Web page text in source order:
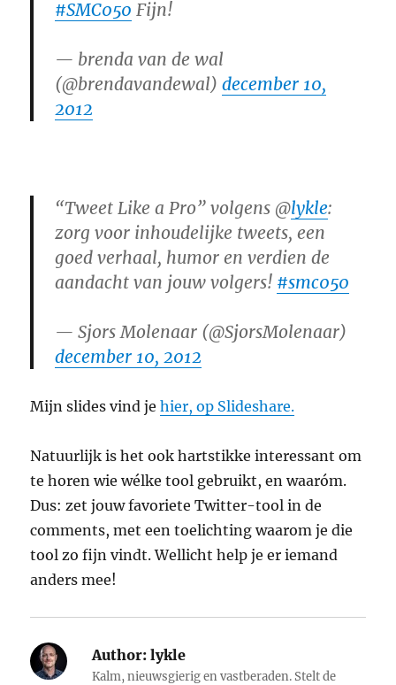
#SMC050 Fijn!
— brenda van de wal
(@brendavandewal)december 10,
2012
“Tweet Like a Pro” volgens @lykle:
zorg voor inhoudelijke tweets, een
goed verhaal, humor en verdien de
aandacht van jouw volgers! #smc050
— Sjors Molenaar (@SjorsMolenaar)
december 10, 2012
Mijn slides vind jehier, op Slideshare.
Natuurlijk is het ook hartstikke interessant om
te horen wie wélke tool gebruikt, en waaróm.
Dus: zet jouw favoriete Twitter-tool in de
comments, met een toelichting waarom je die
tool zo fijn vindt. Wellicht help je er iemand
anders mee!
Author: lykle
Kalm, nieuwsgierig en vastberaden. Stelt de